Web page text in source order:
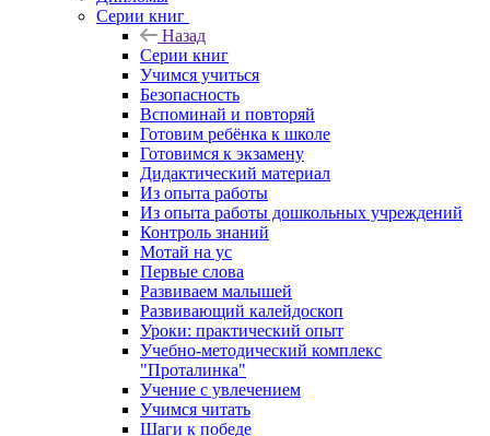
Серии книг
Назад
Серии книг
Учимся учиться
Безопасность
Вспоминай и повторяй
Готовим ребёнка к школе
Готовимся к экзамену
Дидактический материал
Из опыта работы
Из опыта работы дошкольных учреждений
Контроль знаний
Мотай на ус
Первые слова
Развиваем малышей
Развивающий калейдоскоп
Уроки: практический опыт
Учебно-методический комплекс
"Проталинка"
Учение с увлечением
Учимся читать
Шаги к победе